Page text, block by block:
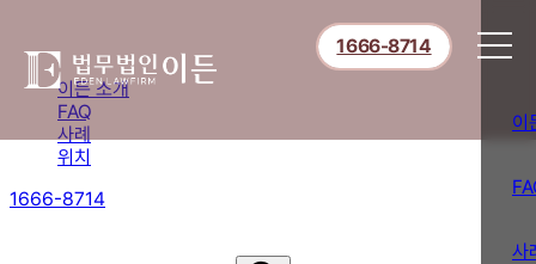
이든 소개
FAQ
사례
위치
1666-8714
1666-8714
이
사